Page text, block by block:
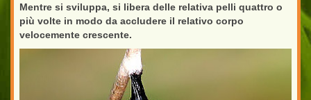
Mentre si sviluppa, si libera delle relativa pelli quattro o
più volte in modo da accludere il relativo corpo
velocemente crescente.